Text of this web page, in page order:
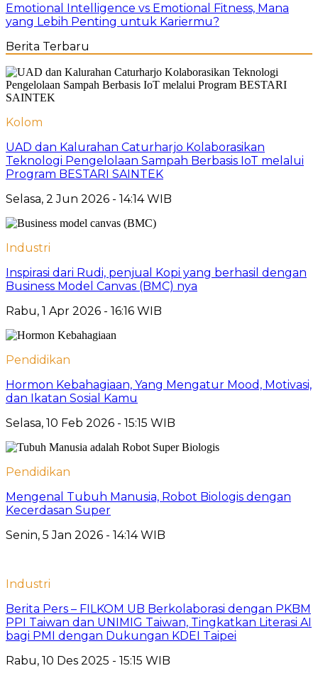
Emotional Intelligence vs Emotional Fitness, Mana
yang Lebih Penting untuk Kariermu?
Berita Terbaru
Kolom
UAD dan Kalurahan Caturharjo Kolaborasikan
Teknologi Pengelolaan Sampah Berbasis IoT melalui
Program BESTARI SAINTEK
Selasa, 2 Jun 2026 - 14:14 WIB
Industri
Inspirasi dari Rudi, penjual Kopi yang berhasil dengan
Business Model Canvas (BMC) nya
Rabu, 1 Apr 2026 - 16:16 WIB
Pendidikan
Hormon Kebahagiaan, Yang Mengatur Mood, Motivasi,
dan Ikatan Sosial Kamu
Selasa, 10 Feb 2026 - 15:15 WIB
Pendidikan
Mengenal Tubuh Manusia, Robot Biologis dengan
Kecerdasan Super
Senin, 5 Jan 2026 - 14:14 WIB
Industri
Berita Pers – FILKOM UB Berkolaborasi dengan PKBM
PPI Taiwan dan UNIMIG Taiwan, Tingkatkan Literasi AI
bagi PMI dengan Dukungan KDEI Taipei
Rabu, 10 Des 2025 - 15:15 WIB